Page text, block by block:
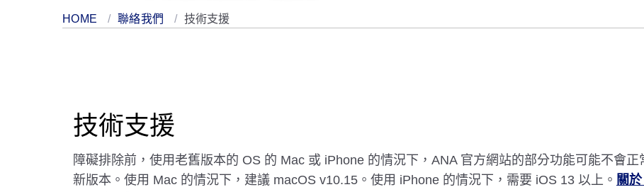
HOME 聯絡我們 技術支援
技術支援
障礙排除前，使用老舊版本的 OS 的 Mac 或 iPhone 的情況下，ANA 官方網站的部分功能可能不會
新版本。使用 Mac 的情況下，建議 macOS v10.15。使用 iPhone 的情況下，需要 iOS 13 以上。 關